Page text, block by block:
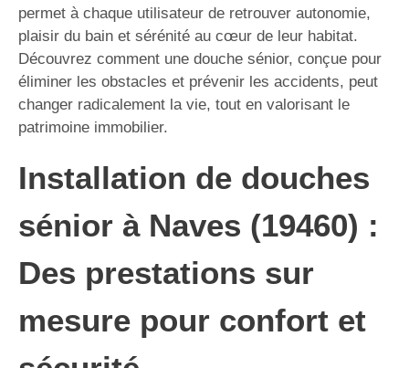
permet à chaque utilisateur de retrouver autonomie,
plaisir du bain et sérénité au cœur de leur habitat.
Découvrez comment une douche sénior, conçue pour
éliminer les obstacles et prévenir les accidents, peut
changer radicalement la vie, tout en valorisant le
patrimoine immobilier.
Installation de douches
sénior à Naves (19460) :
Des prestations sur
mesure pour confort et